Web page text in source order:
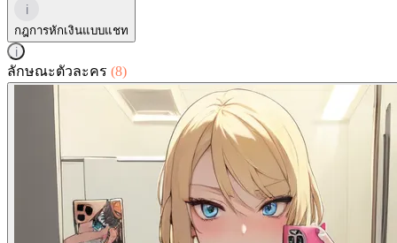
i
กฎการหักเงินแบบแชท
i
ลักษณะตัวละคร (8)